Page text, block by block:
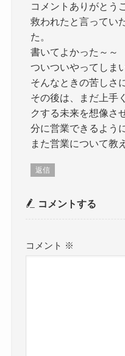
コメントありがとう
救われたと言ってい
た。
書いてよかった～～
ついついやってしま
そんなときの苦しさ
その後は、まだ上手
クする未来を想像さ
分に営業できるよう
また営業について教
返信
コメントする
コメント ※